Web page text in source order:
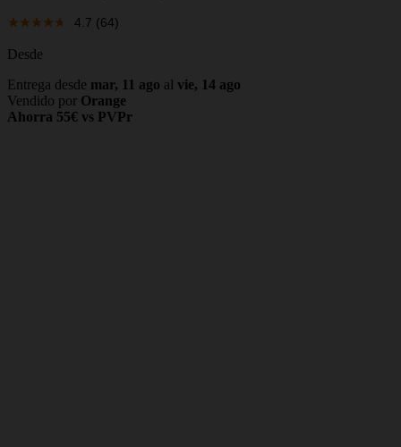
4.7 (64)
Desde
Entrega desde mar, 11 ago al vie, 14 ago
Vendido por Orange
Ahorra 55€ vs PVPr